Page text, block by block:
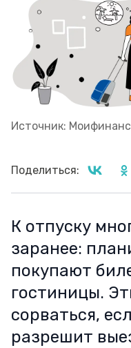
Источник:
Поделиться:
К отпуску
заранее:
покупают
гостиницы.
сорваться,
разрешит